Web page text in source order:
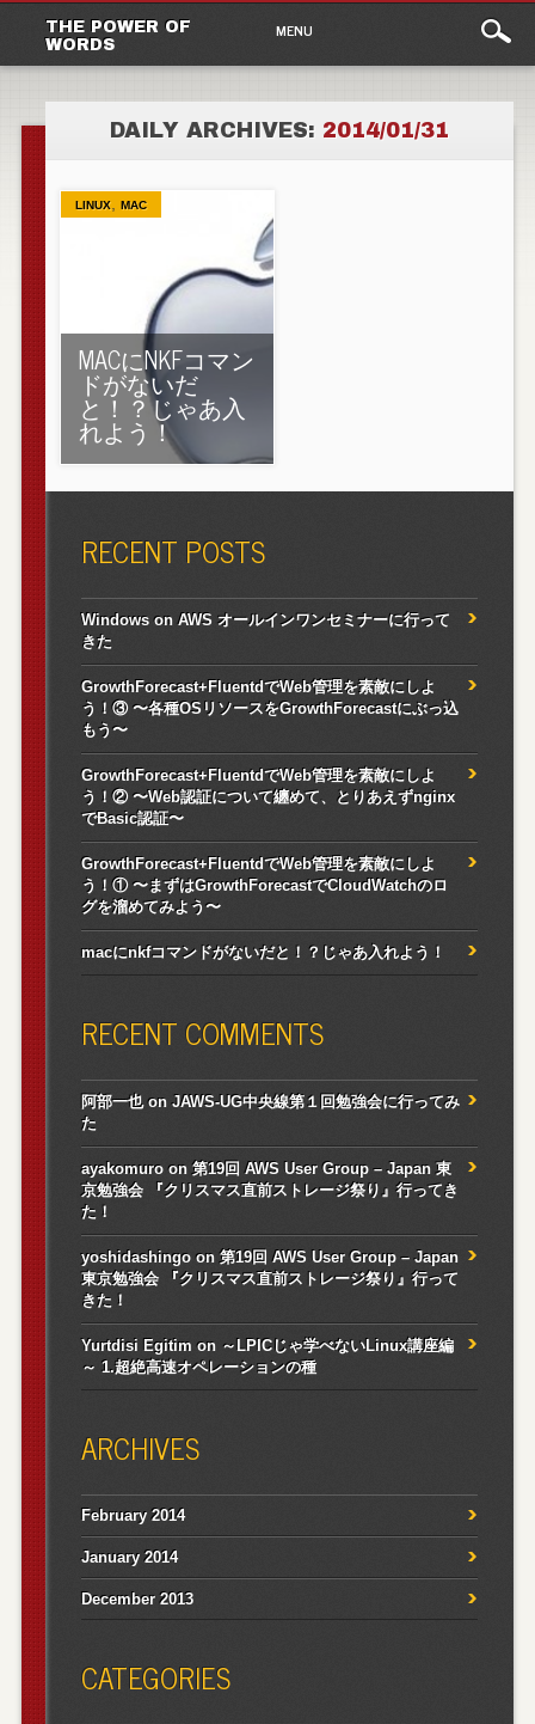
THE POWER OF
WORDS
Main
menu
MENU
DAILY ARCHIVES: 2014/01/31
LINUX, MAC
MACにNKFコマン
ドがないだ
と！？じゃあ入
れよう！
RECENT POSTS
Windows on AWS オールインワンセミナーに行って
きた
GrowthForecast+FluentdでWeb管理を素敵にしよ
う！③ 〜各種OSリソースをGrowthForecastにぶっ込
もう〜
GrowthForecast+FluentdでWeb管理を素敵にしよ
う！② 〜Web認証について纏めて、とりあえずnginx
でBasic認証〜
GrowthForecast+FluentdでWeb管理を素敵にしよ
う！① 〜まずはGrowthForecastでCloudWatchのロ
グを溜めてみよう〜
macにnkfコマンドがないだと！？じゃあ入れよう！
RECENT COMMENTS
阿部一也onJAWS-UG中央線第１回勉強会に行ってみ
た
ayakomuroon第19回 AWS User Group – Japan 東
京勉強会 『クリスマス直前ストレージ祭り』行ってき
た！
yoshidashingoon第19回 AWS User Group – Japan
東京勉強会 『クリスマス直前ストレージ祭り』行って
きた！
Yurtdisi Egitim on ～LPICじゃ学べないLinux講座編
～ 1.超絶高速オペレーションの種
ARCHIVES
February 2014
January 2014
December 2013
CATEGORIES